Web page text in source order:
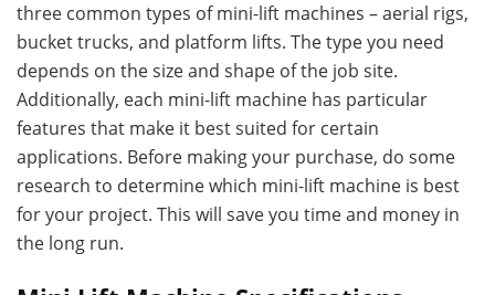
three common types of mini-lift machines – aerial rigs,
bucket trucks, and platform lifts. The type you need
depends on the size and shape of the job site.
Additionally, each mini-lift machine has particular
features that make it best suited for certain
applications. Before making your purchase, do some
research to determine which mini-lift machine is best
for your project. This will save you time and money in
the long run.